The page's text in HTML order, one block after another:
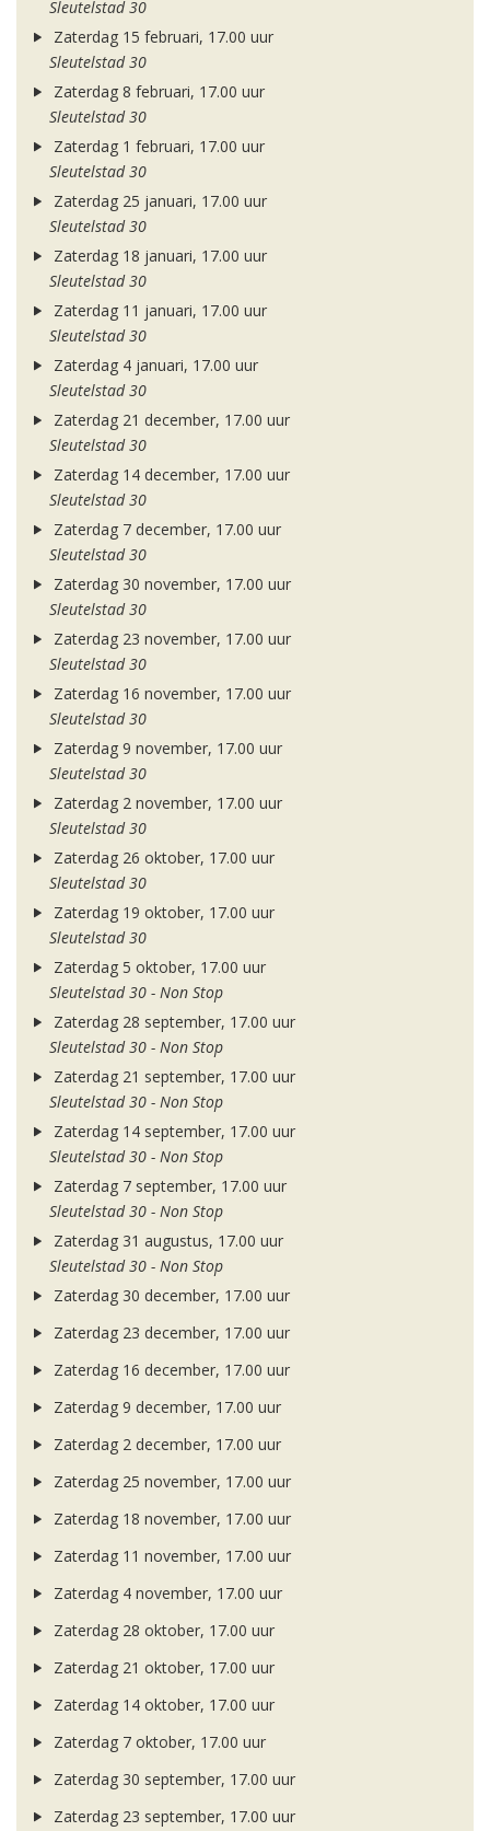
Sleutelstad 30
Zaterdag 15 februari, 17.00 uur
Sleutelstad 30
Zaterdag 8 februari, 17.00 uur
Sleutelstad 30
Zaterdag 1 februari, 17.00 uur
Sleutelstad 30
Zaterdag 25 januari, 17.00 uur
Sleutelstad 30
Zaterdag 18 januari, 17.00 uur
Sleutelstad 30
Zaterdag 11 januari, 17.00 uur
Sleutelstad 30
Zaterdag 4 januari, 17.00 uur
Sleutelstad 30
Zaterdag 21 december, 17.00 uur
Sleutelstad 30
Zaterdag 14 december, 17.00 uur
Sleutelstad 30
Zaterdag 7 december, 17.00 uur
Sleutelstad 30
Zaterdag 30 november, 17.00 uur
Sleutelstad 30
Zaterdag 23 november, 17.00 uur
Sleutelstad 30
Zaterdag 16 november, 17.00 uur
Sleutelstad 30
Zaterdag 9 november, 17.00 uur
Sleutelstad 30
Zaterdag 2 november, 17.00 uur
Sleutelstad 30
Zaterdag 26 oktober, 17.00 uur
Sleutelstad 30
Zaterdag 19 oktober, 17.00 uur
Sleutelstad 30
Zaterdag 5 oktober, 17.00 uur
Sleutelstad 30 - Non Stop
Zaterdag 28 september, 17.00 uur
Sleutelstad 30 - Non Stop
Zaterdag 21 september, 17.00 uur
Sleutelstad 30 - Non Stop
Zaterdag 14 september, 17.00 uur
Sleutelstad 30 - Non Stop
Zaterdag 7 september, 17.00 uur
Sleutelstad 30 - Non Stop
Zaterdag 31 augustus, 17.00 uur
Sleutelstad 30 - Non Stop
Zaterdag 30 december, 17.00 uur
Zaterdag 23 december, 17.00 uur
Zaterdag 16 december, 17.00 uur
Zaterdag 9 december, 17.00 uur
Zaterdag 2 december, 17.00 uur
Zaterdag 25 november, 17.00 uur
Zaterdag 18 november, 17.00 uur
Zaterdag 11 november, 17.00 uur
Zaterdag 4 november, 17.00 uur
Zaterdag 28 oktober, 17.00 uur
Zaterdag 21 oktober, 17.00 uur
Zaterdag 14 oktober, 17.00 uur
Zaterdag 7 oktober, 17.00 uur
Zaterdag 30 september, 17.00 uur
Zaterdag 23 september, 17.00 uur